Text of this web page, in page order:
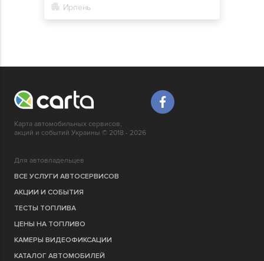
Ирпень
Карта автомобильных сервисов,
акций и событий Украины © 2018 - 2026
Для автовладельцев
ВСЕ УСЛУГИ АВТОСЕРВИСОВ
АКЦИИ И СОБЫТИЯ
ТЕСТЫ ТОПЛИВА
ЦЕНЫ НА ТОПЛИВО
КАМЕРЫ ВИДЕОФИКСАЦИИ
КАТАЛОГ АВТОМОБИЛЕЙ